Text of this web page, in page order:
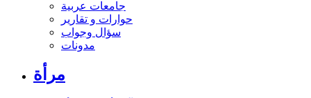
جامعات عربية
حوارات و تقارير
سؤال وجواب
مدونات
مرأة